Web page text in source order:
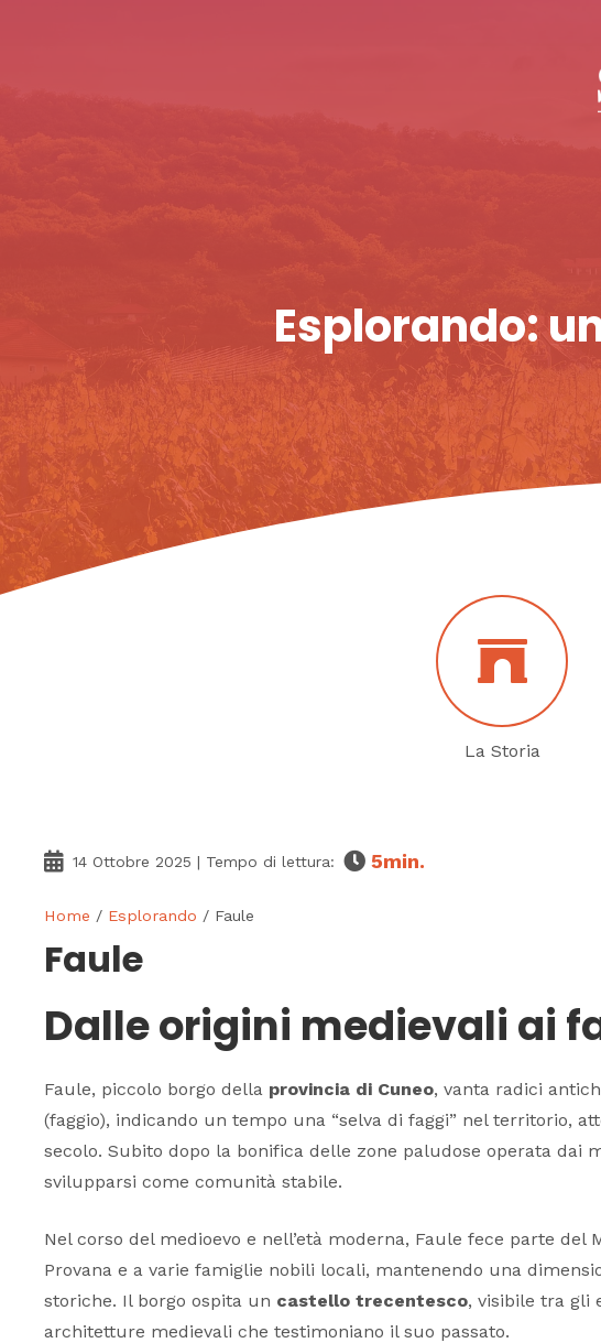
Esplorando:
La Storia
14 Ottobre 2025 | Tempo di lettura: 5min.
Home / Esplorando / Faule
Faule
Dalle origini medievali ai
Faule, piccolo borgo della provincia di Cuneo, vanta radici
(faggio), indicando un tempo una “selva di faggi” nel territorio,
secolo. Subito dopo la bonifica delle zone paludose operata dai
svilupparsi come comunità stabile.
Nel corso del medioevo e nell’età moderna, Faule fece parte del
Provana e a varie famiglie nobili locali, mantenendo una
storiche. Il borgo ospita un castello trecentesco, visibile tra gli
architetture medievali che testimoniano il suo passato.